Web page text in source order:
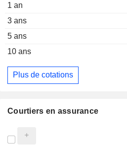
1 an
3 ans
5 ans
10 ans
Plus de cotations
Courtiers en assurance